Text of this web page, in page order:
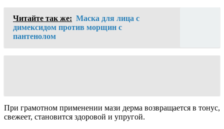
Читайте так же: Маска для лица с
димексидом против морщин с
пантенолом
При грамотном применении мази дерма возвращается в тонус,
свежеет, становится здоровой и упругой.